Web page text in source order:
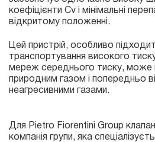
коефіцієнти Cv і мінімальні
відкритому положенні.
Цей пристрій, особливо
транспортування високого
мереж середнього тиску, може
природним газом і попередньо
неагресивними газами.
Для Pietro Fiorentini Group
компанія групи, яка